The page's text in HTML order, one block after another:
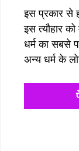
इस प्रकार से
इस त्यौहार
धर्म का सबसे
अन्य धर्म के